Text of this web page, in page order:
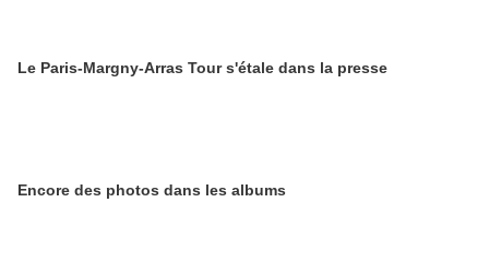
Le Paris-Margny-Arras Tour s'étale dans la presse
Encore des photos dans les albums